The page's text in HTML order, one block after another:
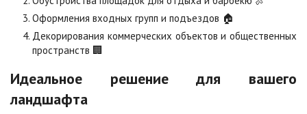
Яшма
Оформления входных групп и подъездов 🏠
Декорирования коммерческих объектов и общественных
пространств 🏢
Идеальное решение для вашего
ландшафта